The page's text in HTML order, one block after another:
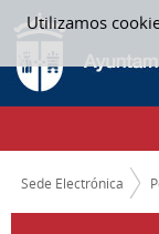
Utilizamos
Saltar al contenido
ACTAS MESAS
CAMINO DE MIGAS
Sede Electrónica